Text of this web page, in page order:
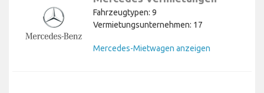
Fahrzeugtypen: 9
Vermietungsunternehmen: 17
Mercedes-Mietwagen anzeigen